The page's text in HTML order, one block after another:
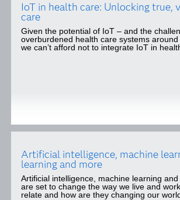
IoT in health care: Unlocking true,
care
Given the potential of IoT – and the
overburdened health care systems
we can’t afford not to integrate IoT in
Artificial intelligence, machine
learning and more
Artificial intelligence, machine learning
are set to change the way we live and
relate and how are they changing our